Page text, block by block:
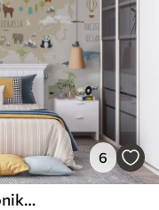
6
Mapa sveta so zvieratami a balónikmi